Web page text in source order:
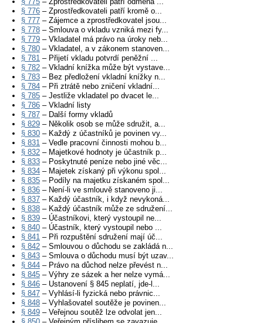
§ 776 – Zprostředkovateli patří kromě o...
§ 777 – Zájemce a zprostředkovatel jsou...
§ 778 – Smlouva o vkladu vzniká mezi fy...
§ 779 – Vkladatel má právo na úroky neb...
§ 780 – Vkladatel, a v zákonem stanoven...
§ 781 – Přijetí vkladu potvrdí peněžní ...
§ 782 – Vkladní knížka může být vystave...
§ 783 – Bez předložení vkladní knížky n...
§ 784 – Při ztrátě nebo zničení vkladní...
§ 785 – Jestliže vkladatel po dvacet le...
§ 786 – Vkladní listy
§ 787 – Další formy vkladů
§ 829 – Několik osob se může sdružit, a...
§ 830 – Každý z účastníků je povinen vy...
§ 831 – Vedle pracovní činnosti mohou b...
§ 832 – Majetkové hodnoty je účastník p...
§ 833 – Poskytnuté peníze nebo jiné věc...
§ 834 – Majetek získaný při výkonu spol...
§ 835 – Podíly na majetku získaném spol...
§ 836 – Není-li ve smlouvě stanoveno ji...
§ 837 – Každý účastník, i když nevykoná...
§ 838 – Každý účastník může ze sdružení...
§ 839 – Účastníkovi, který vystoupil ne...
§ 840 – Účastník, který vystoupil nebo ...
§ 841 – Při rozpuštění sdružení mají úč...
§ 842 – Smlouvou o důchodu se zakládá n...
§ 843 – Smlouva o důchodu musí být uzav...
§ 844 – Právo na důchod nelze převést n...
§ 845 – Výhry ze sázek a her nelze vymá...
§ 846 – Ustanovení § 845 neplatí, jde-l...
§ 847 – Vyhlásí-li fyzická nebo právnic...
§ 848 – Vyhlašovatel soutěže je povinen...
§ 849 – Veřejnou soutěž lze odvolat jen...